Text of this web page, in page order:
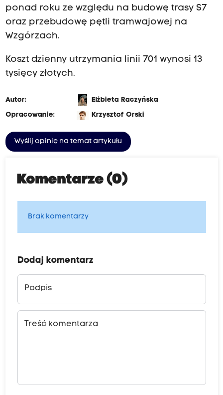
ponad roku ze względu na budowę trasy S7
oraz przebudowę pętli tramwajowej na
Wzgórzach.
Koszt dzienny utrzymania linii 701 wynosi 13
tysięcy złotych.
Autor:
Elżbieta Raczyńska
Opracowanie:
Krzysztof Orski
Wyślij opinię na temat artykułu
Komentarze (0)
Brak komentarzy
Dodaj komentarz
Podpis
Treść komentarza